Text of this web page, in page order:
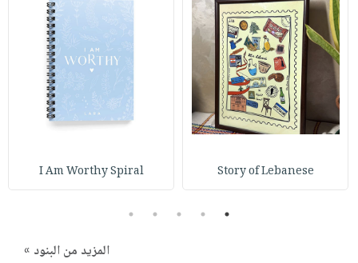
Story of Lebanese
I Am Worthy Spiral
1
2
3
4
5
المزيد من البنود »